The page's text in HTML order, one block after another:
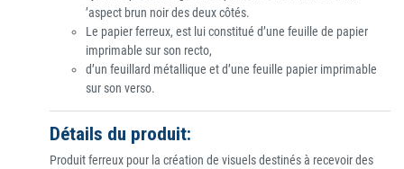
’aspect brun noir des deux côtés.
Le papier ferreux, est lui constitué d’une feuille de papier
imprimable sur son recto,
d’un feuillard métallique et d’une feuille papier imprimable
sur son verso.
Détails du produit:
Produit ferreux pour la création de visuels destinés à recevoir des